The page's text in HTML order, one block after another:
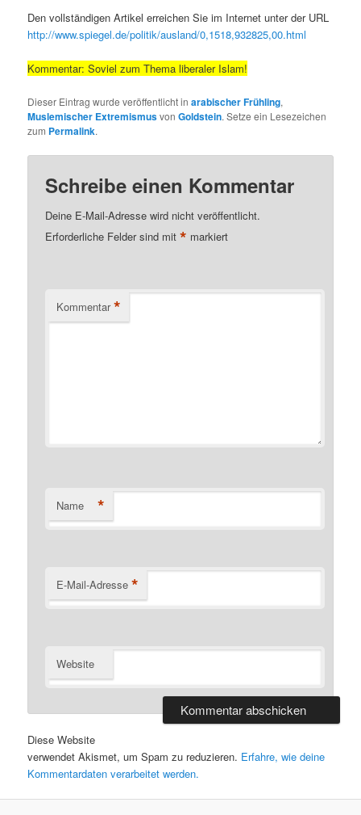
Den vollständigen Artikel erreichen Sie im Internet unter der URL
http://www.spiegel.de/politik/ausland/0,1518,932825,00.html
Kommentar: Soviel zum Thema liberaler Islam!
Dieser Eintrag wurde veröffentlicht inarabischer Frühling,
Muslemischer ExtremismusvonGoldstein. Setze ein Lesezeichen
zum Permalink.
Schreibe einen Kommentar
Deine E-Mail-Adresse wird nicht veröffentlicht.
Erforderliche Felder sind mit* markiert
Kommentar *
Name *
E-Mail-Adresse *
Website
Diese Website
verwendet Akismet, um Spam zu reduzieren. Erfahre, wie deine
Kommentardaten verarbeitet werden.